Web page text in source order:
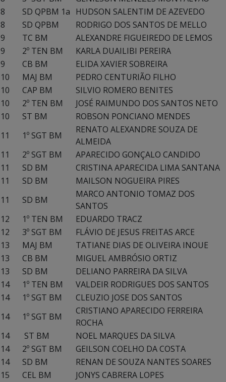
8
SD QPBM 1a HUDSON SALENTIM DE AZEVEDO
8
SD QPBM
RODRIGO DOS SANTOS DE MELLO
9
TC BM
ALEXANDRE FIGUEIREDO DE LEMOS
9
2º TEN BM
KARLA DUAILIBI PEREIRA
9
CB BM
ELIDA XAVIER SOBREIRA
10
MAJ BM
PEDRO CENTURIÃO FILHO
10
CAP BM
SILVIO ROMERO BENITES
10
2º TEN BM
JOSÉ RAIMUNDO DOS SANTOS NETO
10
ST BM
ROBSON PONCIANO MENDES
11
1º SGT BM
RENATO ALEXANDRE SOUZA DE
ALMEIDA
11
2º SGT BM
APARECIDO GONÇALO CANDIDO
11
SD BM
CRISTINA APARECIDA LIMA SANTANA
11
SD BM
MAILSON NOGUEIRA PIRES
11
SD BM
MARCO ANTONIO TOMAZ DOS
SANTOS
12
1º TEN BM
EDUARDO TRACZ
12
3º SGT BM
FLÁVIO DE JESUS FREITAS ARCE
13
MAJ BM
TATIANE DIAS DE OLIVEIRA INOUE
13
CB BM
MIGUEL AMBRÓSIO ORTIZ
13
SD BM
DELIANO PARREIRA DA SILVA
14
1º TEN BM
VALDEIR RODRIGUES DOS SANTOS
14
1º SGT BM
CLEUZIO JOSE DOS SANTOS
14
1º SGT BM
CRISTIANO APARECIDO FERREIRA
ROCHA
14
ST BM
NOEL MARQUES DA SILVA
14
2º SGT BM
GEILSON COELHO DA COSTA
14
SD BM
RENAN DE SOUZA NANTES SOARES
15
CEL BM
JONYS CABRERA LOPES